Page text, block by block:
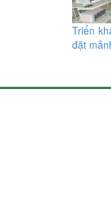
Triển
đặt